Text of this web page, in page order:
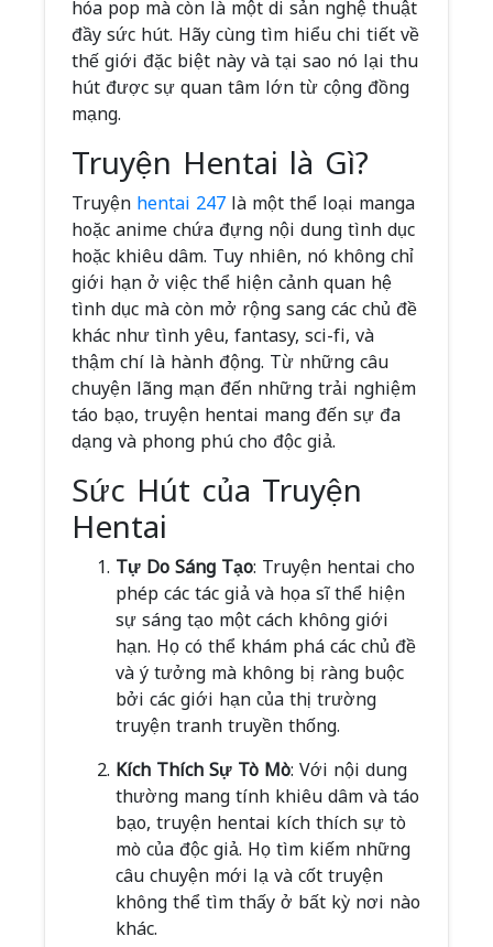
hóa pop mà còn là một di sản nghệ thuật
đầy sức hút. Hãy cùng tìm hiểu chi tiết về
thế giới đặc biệt này và tại sao nó lại thu
hút được sự quan tâm lớn từ cộng đồng
mạng.
Truyện Hentai là Gì?
Truyệnhentai 247là một thể loại manga
hoặc anime chứa đựng nội dung tình dục
hoặc khiêu dâm. Tuy nhiên, nó không chỉ
giới hạn ở việc thể hiện cảnh quan hệ
tình dục mà còn mở rộng sang các chủ đề
khác như tình yêu, fantasy, sci-fi, và
thậm chí là hành động. Từ những câu
chuyện lãng mạn đến những trải nghiệm
táo bạo, truyện hentai mang đến sự đa
dạng và phong phú cho độc giả.
Sức Hút của Truyện
Hentai
Tự Do Sáng Tạo: Truyện hentai cho
phép các tác giả và họa sĩ thể hiện
sự sáng tạo một cách không giới
hạn. Họ có thể khám phá các chủ đề
và ý tưởng mà không bị ràng buộc
bởi các giới hạn của thị trường
truyện tranh truyền thống.
Kích Thích Sự Tò Mò: Với nội dung
thường mang tính khiêu dâm và táo
bạo, truyện hentai kích thích sự tò
mò của độc giả. Họ tìm kiếm những
câu chuyện mới lạ và cốt truyện
không thể tìm thấy ở bất kỳ nơi nào
khác.